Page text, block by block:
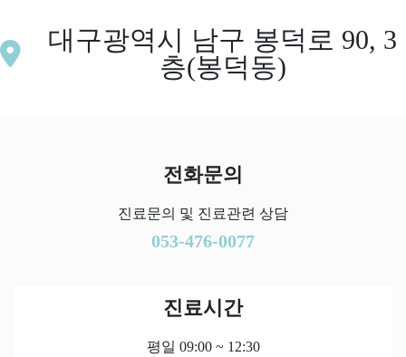
대구광역시 남구 봉덕로 90, 3
층(봉덕동)
전화문의
진료문의 및 진료관련 상담
053-476-0077
진료시간
평일 09:00 ~ 12:30